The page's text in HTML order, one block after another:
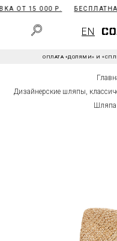
ОТ 15 000 Р. EN
EN
ОПЛАТА «ДОЛЯМИ» И
Дизайнерские шляпы,
Шляпа